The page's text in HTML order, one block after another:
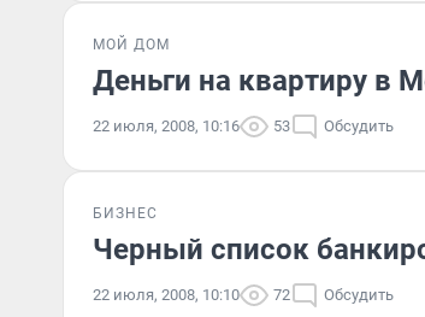
МОЙ ДОМ
Деньги на квартиру в
22 июля, 2008, 10:16 53 Обсудить
БИЗНЕС
Черный список
22 июля, 2008, 10:10 72 Обсудить